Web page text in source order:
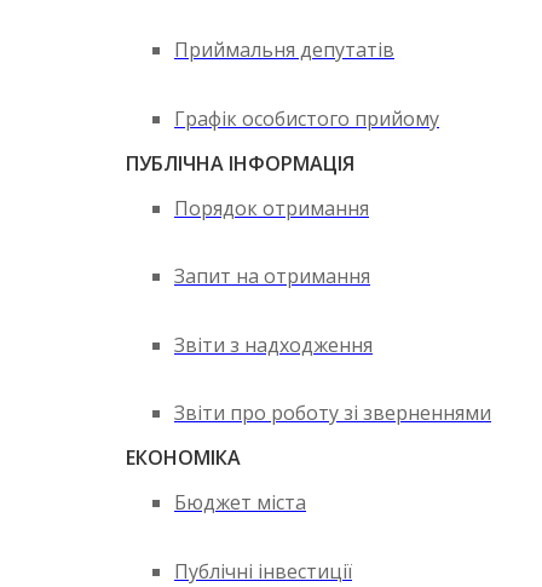
Приймальня депутатів
Графік особистого прийому
ПУБЛІЧНА ІНФОРМАЦІЯ
Порядок отримання
Запит на отримання
Звіти з надходження
Звіти про роботу зі зверненнями
ЕКОНОМІКА
Бюджет міста
Публічні інвестиції